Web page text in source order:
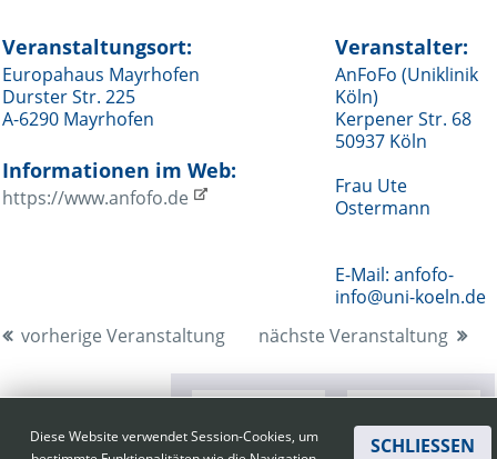
A&I English
Mediadaten
Bestell-Service
Veranstaltungsort:
Europahaus Mayrhofen
Durster Str. 225
A-6290 Mayrhofen
Informationen im Web:
https://www.anfofo.de
Veranstalter:
AnFoFo (Uniklinik
Köln)
Kerpener Str. 68
50937 Köln
Frau Ute
Ostermann
E-Mail: anfofo-
info@uni-koeln.de
vorherige Veranstaltung
nächste Veranstaltung
Diese Website verwendet Session-Cookies, um
SCHLIESSEN